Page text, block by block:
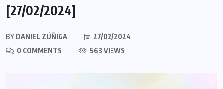
[27/02/2024]
BY DANIEL ZÚÑIGA
27/02/2024
0 COMMENTS
563 VIEWS